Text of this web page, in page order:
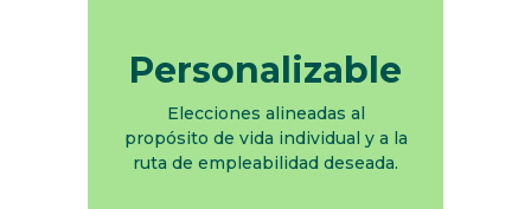
Personalizable
Elecciones alineadas al
propósito de vida individual y a la
ruta de empleabilidad deseada.